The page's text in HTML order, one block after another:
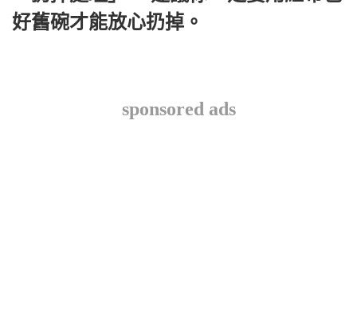
好舊碗才能放心扔掉。
sponsored ads